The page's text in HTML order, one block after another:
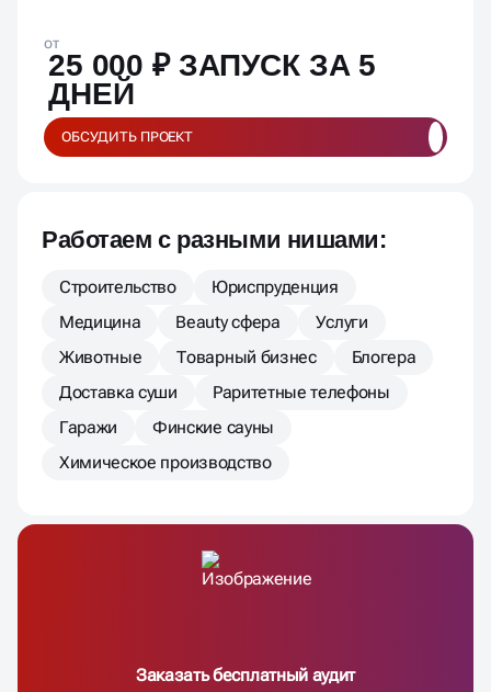
от
25 000 ₽ ЗАПУСК ЗА 5
ДНЕЙ
ОБСУДИТЬ ПРОЕКТ
Работаем с разными нишами:
Строительство
Юриспруденция
Медицина
Beauty сфера
Услуги
Животные
Товарный бизнес
Блогера
Доставка суши
Раритетные телефоны
Гаражи
Финские сауны
Химическое производство
Заказать бесплатный аудит